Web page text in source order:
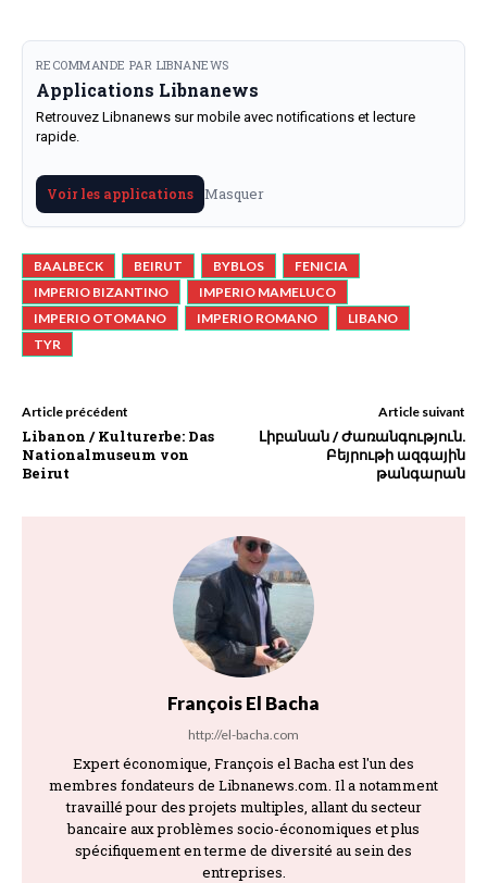
RECOMMANDE PAR LIBNANEWS
Applications Libnanews
Retrouvez Libnanews sur mobile avec notifications et lecture
rapide.
Voir les applications Masquer
BAALBECK BEIRUT BYBLOS
FENICIA
IMPERIO BIZANTINO
IMPERIO MAMELUCO
IMPERIO OTOMANO
IMPERIO ROMANO
LIBANO
TYR
Article précédent
Libanon / Kulturerbe: Das
Nationalmuseum von
Beirut
Article suivant
Լիբանան / Ժառանգություն.
Բեյրութի ազգային
թանգարան
François El Bacha
http://el-bacha.com
Expert économique, François el Bacha est l'un des
membres fondateurs de Libnanews.com. Il a notamment
travaillé pour des projets multiples, allant du secteur
bancaire aux problèmes socio-économiques et plus
spécifiquement en terme de diversité au sein des
entreprises.